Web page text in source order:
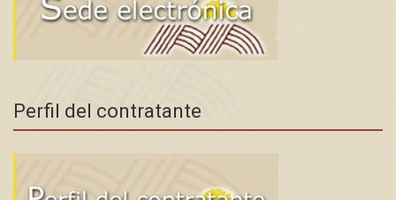
Perfil del contratante